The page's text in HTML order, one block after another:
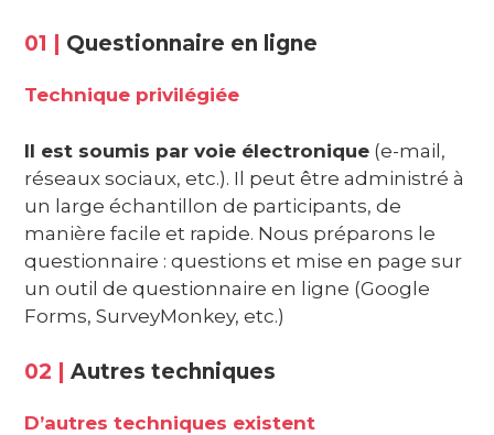
01 | Questionnaire en ligne
Technique privilégiée
Il est soumis par voie électronique (e-mail,
réseaux sociaux, etc.). Il peut être administré à
un large échantillon de participants, de
manière facile et rapide. Nous préparons le
questionnaire : questions et mise en page sur
un outil de questionnaire en ligne (Google
Forms, SurveyMonkey, etc.)
02 | Autres techniques
D’autres techniques existent